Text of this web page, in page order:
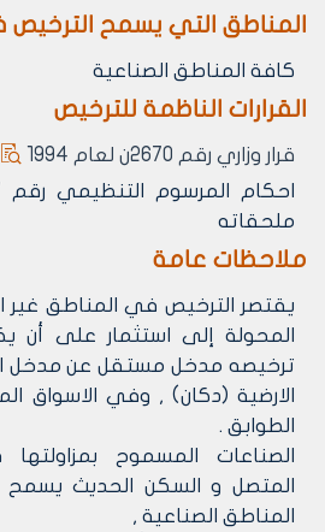
المناطق التي يسمح الترخيص
كافة المناطق الصناعية
القرارات الناظمة للترخيص
قرار وزاري رقم 2670ن لعام 1994
ملحقاته
ملاحظات عامة
يقتصر الترخيص في المناطق غير
المحولة إلى استثمار على أن
ترخيصه مدخل مستقل عن مدخل
الارضية (دكان) , وفي الاسواق
الطوابق .
الصناعات المسموح
المتصل و السكن الحديث يسمح
المناطق الصناعية ,